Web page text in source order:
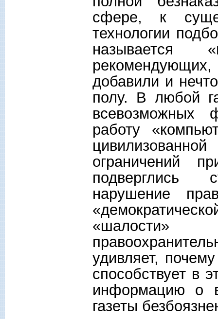
сфере, к
технологии
называется
добавили и
полу. В любой
всевозможных
работу
ограничений
подверглись
нарушение
«шалости»
удивляет,
способствует в
информацию о
газеты